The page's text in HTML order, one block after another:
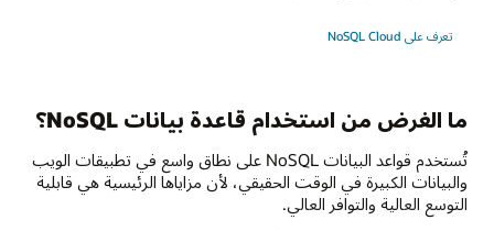
تعرف على NoSQL Cloud
ما الغرض من استخدام قاعدة بيانات NoSQL؟
تُستخدم قواعد البيانات NoSQL على نطاق واسع في تطبيقات الويب
والبيانات الكبيرة في الوقت الحقيقي، لأن مزاياها الرئيسية هي قابلية
التوسع العالية والتوافر العالي.